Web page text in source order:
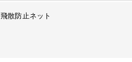
飛散防止ネット